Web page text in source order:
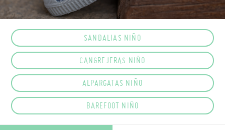
SANDALIAS NIÑO
CANGREJERAS NIÑO
ALPARGATAS NIÑO
BAREFOOT NIÑO